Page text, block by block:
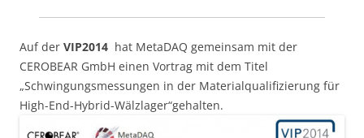
Auf der VIP2014 hat MetaDAQ gemeinsam mit der
CEROBEAR GmbH einen Vortrag mit dem Titel
„Schwingungsmessungen in der Materialqualifizierung für
High-End-Hybrid-Wälzlager“gehalten.